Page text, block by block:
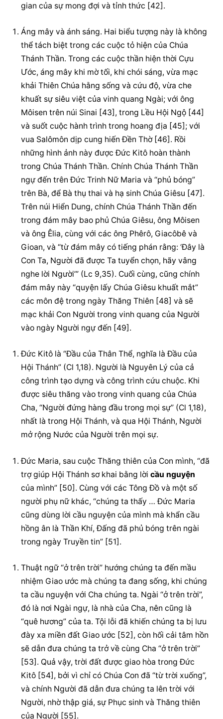
gian của sự mong đợi và tỉnh thức [42].
Áng mây và ánh sáng. Hai biểu tượng này là không
thể tách biệt trong các cuộc tỏ hiện của Chúa
Thánh Thần. Trong các cuộc thần hiện thời Cựu
Ước, áng mây khi mờ tối, khi chói sáng, vừa mạc
khải Thiên Chúa hằng sống và cứu độ, vừa che
khuất sự siêu việt của vinh quang Ngài; với ông
Môisen trên núi Sinai [43], trong Lều Hội Ngộ [44]
và suốt cuộc hành trình trong hoang địa [45]; với
vua Salômôn dịp cung hiến Đền Thờ [46]. Rồi
những hình ảnh này được Đức Kitô hoàn thành
trong Chúa Thánh Thần. Chính Chúa Thánh Thần
ngự đến trên Đức Trinh Nữ Maria và “phủ bóng”
trên Bà, để Bà thụ thai và hạ sinh Chúa Giêsu [47].
Trên núi Hiển Dung, chính Chúa Thánh Thần đến
trong đám mây bao phủ Chúa Giêsu, ông Môisen
và ông Êlia, cùng với các ông Phêrô, Giacôbê và
Gioan, và “từ đám mây có tiếng phán rằng: ‘Đây là
Con Ta, Người đã được Ta tuyển chọn, hãy vâng
nghe lời Người’” (Lc 9,35). Cuối cùng, cũng chính
đám mây này “quyện lấy Chúa Giêsu khuất mắt”
các môn đệ trong ngày Thăng Thiên [48] và sẽ
mạc khải Con Người trong vinh quang của Người
vào ngày Người ngự đến [49].
Đức Kitô là “Đầu của Thân Thể, nghĩa là Đầu của
Hội Thánh” (Cl 1,18). Người là Nguyên Lý của cả
công trình tạo dựng và công trình cứu chuộc. Khi
được siêu thăng vào trong vinh quang của Chúa
Cha, “Người đứng hàng đầu trong mọi sự” (Cl 1,18),
nhất là trong Hội Thánh, và qua Hội Thánh, Người
mở rộng Nước của Người trên mọi sự.
Đức Maria, sau cuộc Thăng thiên của Con mình, “đã
trợ giúp Hội Thánh sơ khai bằng lời cầu nguyện
của mình” [50]. Cùng với các Tông Đồ và một số
người phụ nữ khác, “chúng ta thấy … Đức Maria
cũng dùng lời cầu nguyện của mình mà khẩn cầu
hồng ân là Thần Khí, Đấng đã phủ bóng trên ngài
trong ngày Truyền tin” [51].
Thuật ngữ “ở trên trời” hướng chúng ta đến mầu
nhiệm Giao ước mà chúng ta đang sống, khi chúng
ta cầu nguyện với Cha chúng ta. Ngài “ở trên trời”,
đó là nơi Ngài ngự, là nhà của Cha, nên cũng là
“quê hương” của ta. Tội lỗi đã khiến chúng ta bị lưu
đày xa miền đất Giao ước [52], còn hối cải tâm hồn
sẽ dẫn đưa chúng ta trở về cùng Cha “ở trên trời”
[53]. Quả vậy, trời đất được giao hòa trong Đức
Kitô [54], bởi vì chỉ có Chúa Con đã “từ trời xuống”,
và chính Người đã dẫn đưa chúng ta lên trời với
Người, nhờ thập giá, sự Phục sinh và Thăng thiên
của Người [55].